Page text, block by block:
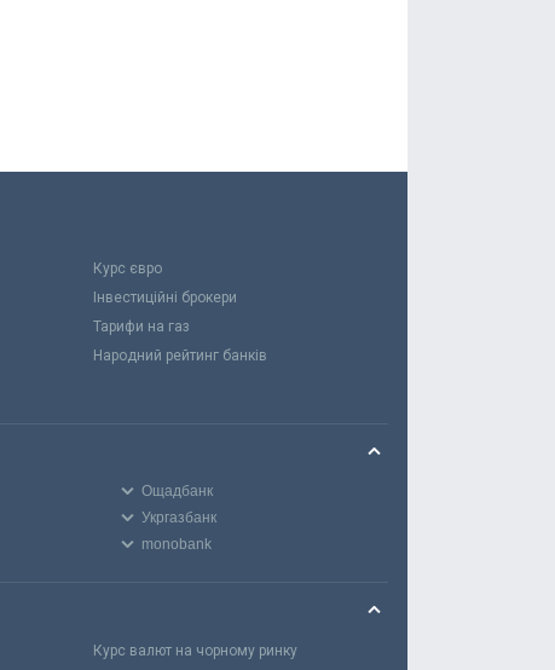
Курс євро
Інвестиційні брокери
Тарифи на газ
Народний рейтинг банків
Ощадбанк
Укргазбанк
monobank
Курс валют на чорному ринку